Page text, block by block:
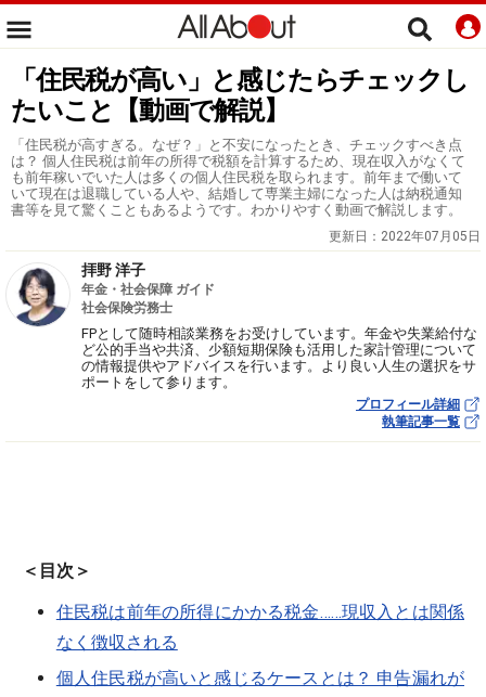
「住民税が高い」と感じたらチェックし
たいこと【動画で解説】
「住民税が高すぎる。なぜ？」と不安になったとき、チェックすべき点
は？ 個人住民税は前年の所得で税額を計算するため、現在収入がなくて
も前年稼いでいた人は多くの個人住民税を取られます。前年まで働いて
いて現在は退職している人や、結婚して専業主婦になった人は納税通知
書等を見て驚くこともあるようです。わかりやすく動画で解説します。
更新日： 2022年07月05日
拝野 洋子
年金・社会保障 ガイド
社会保険労務士
FPとして随時相談業務をお受けしています。年金や失業給付な
ど公的手当や共済、少額短期保険も活用した家計管理について
の情報提供やアドバイスを行います。より良い人生の選択をサ
ポートをして参ります。
プロフィール詳細
執筆記事一覧
＜目次＞
住民税は前年の所得にかかる税金……現収入とは関係
なく徴収される
個人住民税が高いと感じるケースとは？ 申告漏れが